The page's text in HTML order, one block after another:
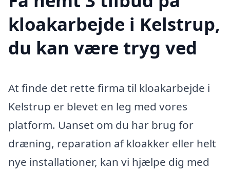
kloakarbejde i Kelstrup,
du kan være tryg ved
At finde det rette firma til kloakarbejde i
Kelstrup er blevet en leg med vores
platform. Uanset om du har brug for
dræning, reparation af kloakker eller helt
nye installationer, kan vi hjælpe dig med